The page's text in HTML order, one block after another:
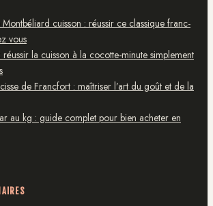
Montbéliard cuisson : réussir ce classique franc-
vous
la cuisson à la cocotte-minute simplement
de Francfort : maîtriser l’art du goût et de la
au kg : guide complet pour bien acheter en